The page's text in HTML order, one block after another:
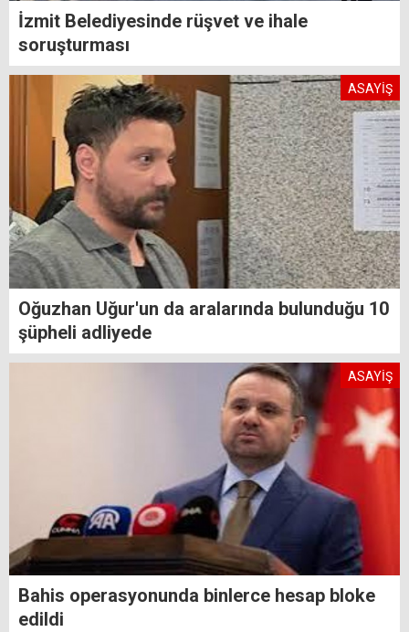
İzmit Belediyesinde rüşvet ve ihale
soruşturması
ASAYİŞ
Oğuzhan Uğur'un da aralarında bulunduğu 10
şüpheli adliyede
ASAYİŞ
Bahis operasyonunda binlerce hesap bloke
edildi